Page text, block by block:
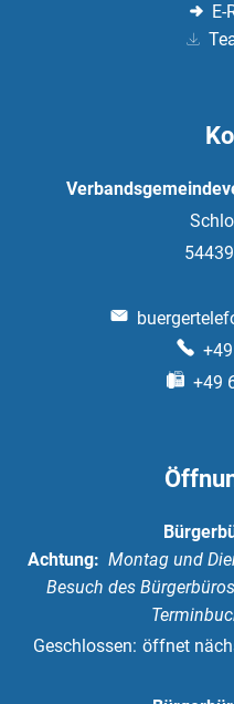
E-
54439
+49
Achtung: Montag und
Besuch des
Klicken, um weitere
Geschlossen: öffnet